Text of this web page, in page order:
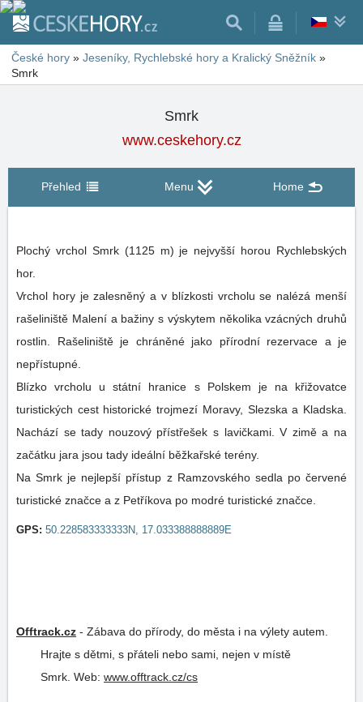
České hory » Jeseníky, Rychlebské hory a Kralický Sněžník »
Smrk
Smrk
www.ceskehory.cz
Přehled Menu Home
Plochý vrchol Smrk (1125 m) je nejvyšší horou Rychlebských
hor.
Vrchol hory je zalesněný a v blízkosti vrcholu se nalézá menší
rašeliniště Malení a bažiny s výskytem několika vzácných druhů
rostlin. Rašeliniště je chráněné jako přírodní rezervace a je
nepřístupné.
Blízko vrcholu u státní hranice s Polskem je na křižovatce
turistických cest historické trojmezí Moravy, Slezska a Kladska.
Nachází se tady nouzový přístřešek s lavičkami. V zimě a na
začátku jara jsou tady ideální běžkařské terény.
Na Smrk je nejlepší přístup z Ramzovského sedla po červené
turistické značce a z Petříkova po modré turistické značce.
GPS: 50.228583333333N, 17.033388888889E
Offtrack.cz - Zábava do přírody, do města i na výlety autem.
Hrajte s dětmi, s přáteli nebo sami, nejen v místě
Smrk. Web: www.offtrack.cz/cs